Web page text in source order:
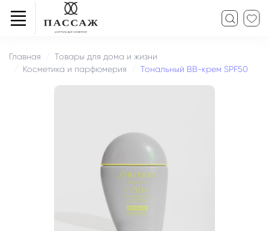
Главная
Товары для дома и жизни
Косметика и парфюмерия
Тональный ВВ-крем SPF50